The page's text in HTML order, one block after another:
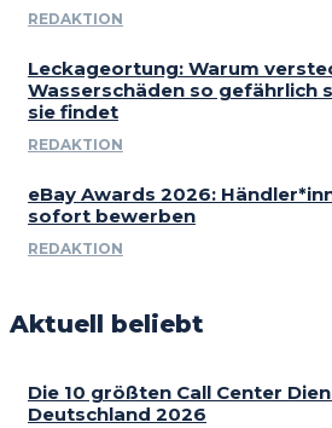
REDAKTION
Leckageortung: Warum
Wasserschäden so gefährlich
sie findet
REDAKTION
eBay Awards 2026:
sofort bewerben
REDAKTION
Aktuell beliebt
Die 10 größten Call Center
Deutschland 2026